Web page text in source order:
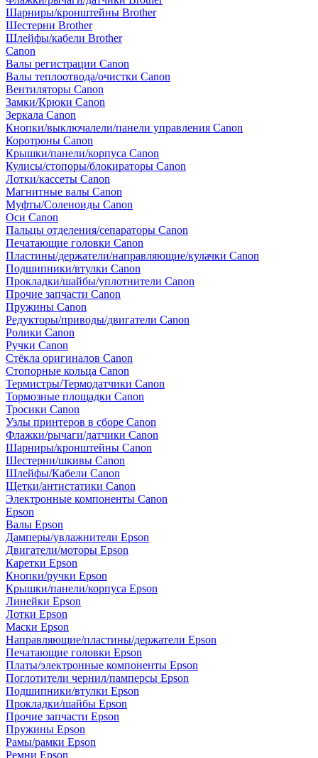
Шарниры/кронштейны Brother
Шестерни Brother
Шлейфы/кабели Brother
Canon
Валы регистрации Canon
Валы теплоотвода/очистки Canon
Вентиляторы Canon
Замки/Крюки Canon
Зеркала Canon
Кнопки/выключалели/панели управления Canon
Коротроны Canon
Крышки/панели/корпуса Canon
Кулисы/стопоры/блокираторы Canon
Лотки/кассеты Canon
Магнитные валы Canon
Муфты/Соленоиды Canon
Оси Canon
Пальцы отделения/сепараторы Canon
Печатающие головки Canon
Пластины/держатели/направляющие/кулачки Canon
Подшипники/втулки Canon
Прокладки/шайбы/уплотнители Canon
Прочие запчасти Canon
Пружины Canon
Редукторы/приводы/двигатели Canon
Ролики Canon
Ручки Canon
Стёкла оригиналов Canon
Стопорные кольца Canon
Термистры/Термодатчики Canon
Тормозные площадки Canon
Тросики Canon
Узлы принтеров в сборе Canon
Флажки/рычаги/датчики Canon
Шарниры/кронштейны Canon
Шестерни/шкивы Canon
Шлейфы/Кабели Canon
Щетки/антистатики Canon
Электронные компоненты Canon
Epson
Валы Epson
Дамперы/увлажнители Epson
Двигатели/моторы Epson
Каретки Epson
Кнопки/ручки Epson
Крышки/панели/корпуса Epson
Линейки Epson
Лотки Epson
Маски Epson
Направляющие/пластины/держатели Epson
Печатающие головки Epson
Платы/электронные компоненты Epson
Поглотители чернил/памперсы Epson
Подшипники/втулки Epson
Прокладки/шайбы Epson
Прочие запчасти Epson
Пружины Epson
Рамы/рамки Epson
Ремни Epson